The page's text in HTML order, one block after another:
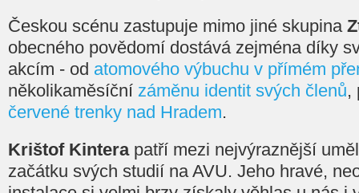
Českou scénu zastupuje mimo jiné skupina
obecného povědomí dostává zejména díky
akcím - od atomového výbuchu v přímém
několikaměsíční záměnu identit svých členů,
červené trenky nad Hradem.
Krištof Kintera​​patří mezi nejvýraznější
začátku svých studií na AVU. Jeho hravé,